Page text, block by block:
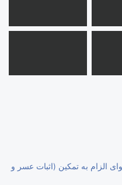
الزام به تمکین (اثبات عسر و